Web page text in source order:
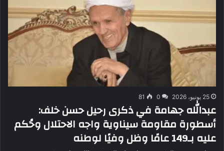
25 يونيو، 2026 0
81
عبدالله جهامة في ذكرى رحيل حسن خلف:
أسطورة مقاومة سيناوية واجه الاحتلال وحُكم
عليه بـ149 عامًا وظل وفيًا لوطنه